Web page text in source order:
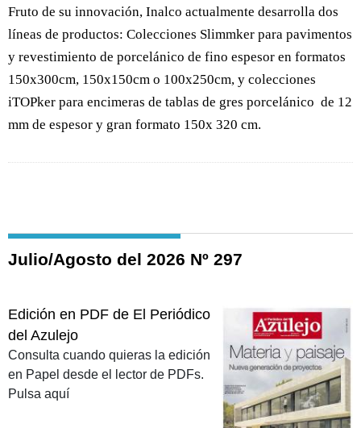
Fruto de su innovación, Inalco actualmente desarrolla dos
líneas de productos: Colecciones Slimmker para pavimentos
y revestimiento de porcelánico de fino espesor en formatos
150x300cm, 150x150cm o 100x250cm, y colecciones
iTOPker para encimeras de tablas de gres porcelánico de 12
mm de espesor y gran formato 150x 320 cm.
Julio/Agosto del 2026 Nº 297
Edición en PDF de El Periódico
del Azulejo
Consulta cuando quieras la edición
en Papel desde el lector de PDFs.
Pulsa aquí